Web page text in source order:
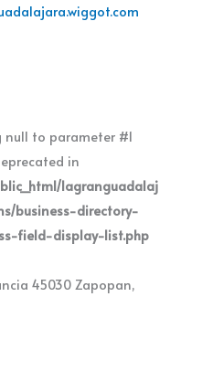
null to parameter #1
in
lagranguadalaj
business-directory-
field-display-list.php
45030 Zapopan,